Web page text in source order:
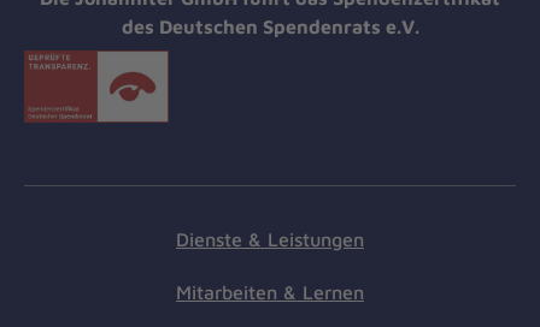
des Deutschen Spendenrats e.V.
Dienste & Leistungen
Mitarbeiten & Lernen